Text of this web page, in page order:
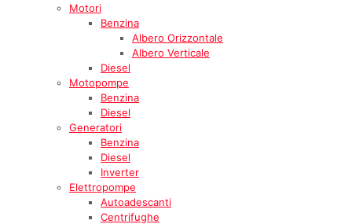
Motori
Benzina
Albero Orizzontale
Albero Verticale
Diesel
Motopompe
Benzina
Diesel
Generatori
Benzina
Diesel
Inverter
Elettropompe
Autoadescanti
Centrifughe